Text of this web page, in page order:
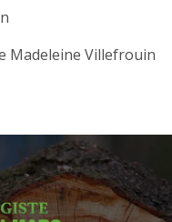
Madeleine Villefrouin